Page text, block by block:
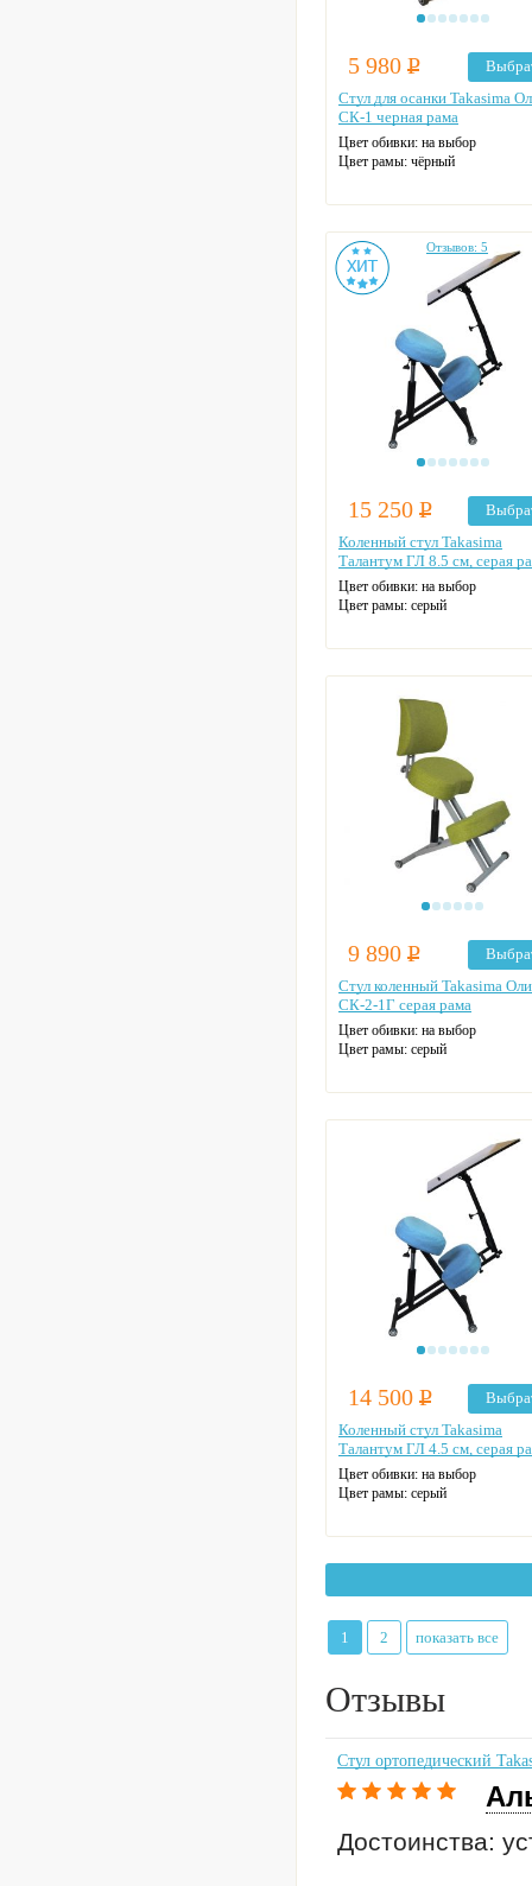
5 980 Р
Стул для осанки Takasima
СК-1 черная рама
Цвет обивки: на выбор
Цвет рамы: чёрный
Отзывов: 5
15 250 Р
Коленный стул Takasima
Талантум ГЛ 8.5 см, серая
Цвет обивки: на выбор
Цвет рамы: серый
9 890 Р
Стул коленный Takasima
СК-2-1Г серая рама
Цвет обивки: на выбор
Цвет рамы: серый
14 500 Р
Коленный стул Takasima
Талантум ГЛ 4.5 см, серая
Цвет обивки: на выбор
Цвет рамы: серый
1 2 показать все
Отзывы
Стул ортопедический
Достоинства: